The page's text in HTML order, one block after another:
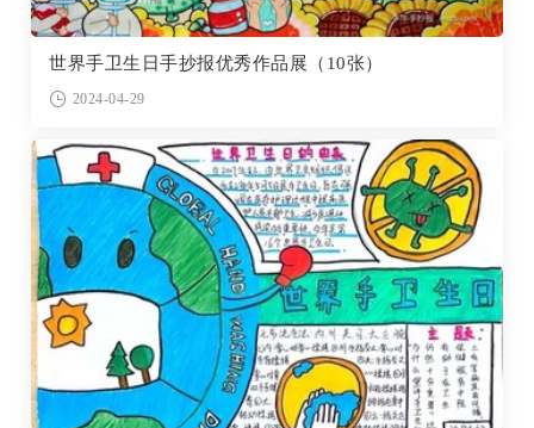
世界手卫生日手抄报优秀作品展（10张）
2024-04-29